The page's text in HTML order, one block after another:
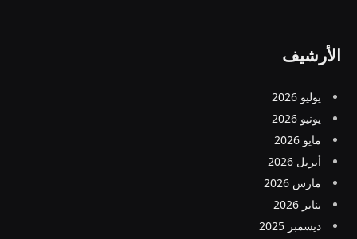
الأرشيف
يوليو 2026
يونيو 2026
مايو 2026
أبريل 2026
مارس 2026
يناير 2026
ديسمبر 2025